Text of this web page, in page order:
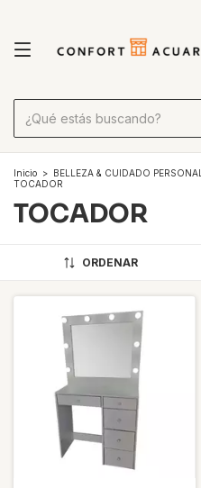
Inicio > BELLEZA & CUIDADO PERSONAL
TOCADOR
TOCADOR
ORDENAR